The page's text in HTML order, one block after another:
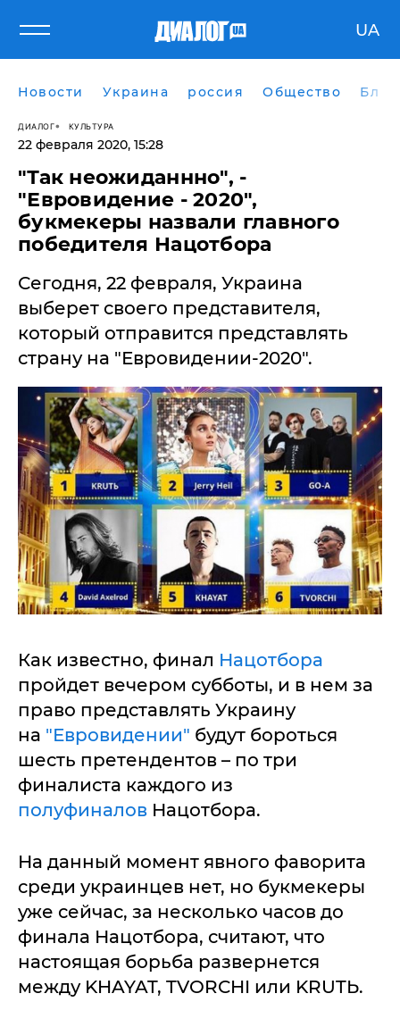
UA
Новости Украина россия Общество
ДИАЛОГ КУЛЬТУРА
22 февраля 2020, 15:28
"Так неожиданнно", -
"Евровидение - 2020",
букмекеры назвали главного
победителя Нацотбора
Сегодня, 22 февраля, Украина
выберет своего представителя,
который отправится представлять
страну на "Евровидении-2020".
Как известно, финал Нацотбора
пройдет вечером субботы, и в нем за
право представлять Украину
на "Евровидении" будут бороться
шесть претендентов – по три
финалиста каждого из
полуфиналов Нацотбора.
На данный момент явного фаворита
среди украинцев нет, но букмекеры
уже сейчас, за несколько часов до
финала Нацотбора, считают, что
настоящая борьба развернется
между KHAYAT, TVORCHI или KRUTЬ.